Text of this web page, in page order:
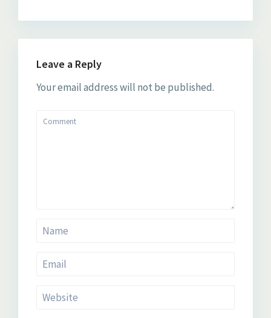
Leave a Reply
Your email address will not be published.